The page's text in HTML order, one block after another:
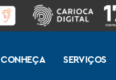
CONHEÇA SERVIÇOS